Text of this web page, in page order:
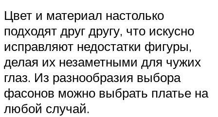
Цвет и материал настолько
подходят друг другу, что искусно
исправляют недостатки фигуры,
делая их незаметными для чужих
глаз. Из разнообразия выбора
фасонов можно выбрать платье на
любой случай.